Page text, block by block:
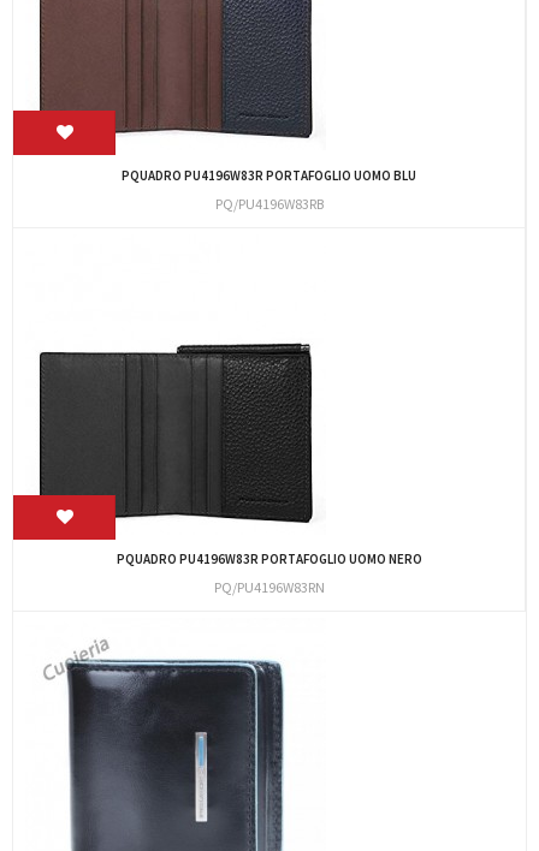
PQUADRO PU4196W83R PORTAFOGLIO UOMO BLU
PQ/PU4196W83RB
PQUADRO PU4196W83R PORTAFOGLIO UOMO NERO
PQ/PU4196W83RN